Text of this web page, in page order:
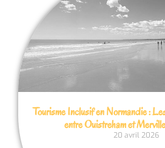
Tourisme Inclusif en Normandie :
entre Ouistreham et
20 avril 2026